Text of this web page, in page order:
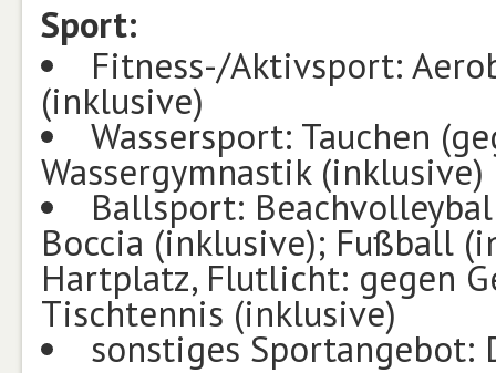
Sport:
Fitness-/Aktivsport:
(inklusive)
Wassersport: Tauchen
Wassergymnastik (inklusive)
Ballsport:
Boccia (inklusive); Fußball
Hartplatz, Flutlicht: gegen
Tischtennis (inklusive)
sonstiges Sportangebot: